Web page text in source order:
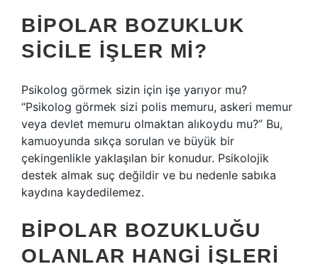
BIPOLAR BOZUKLUK
SICILE IŞLER MI?
Psikolog görmek sizin için işe yarıyor mu?
“Psikolog görmek sizi polis memuru, askeri memur
veya devlet memuru olmaktan alıkoydu mu?” Bu,
kamuoyunda sıkça sorulan ve büyük bir
çekingenlikle yaklaşılan bir konudur. Psikolojik
destek almak suç değildir ve bu nedenle sabıka
kaydına kaydedilemez.
BIPOLAR BOZUKLUĞU
OLANLAR HANGI IŞLERI